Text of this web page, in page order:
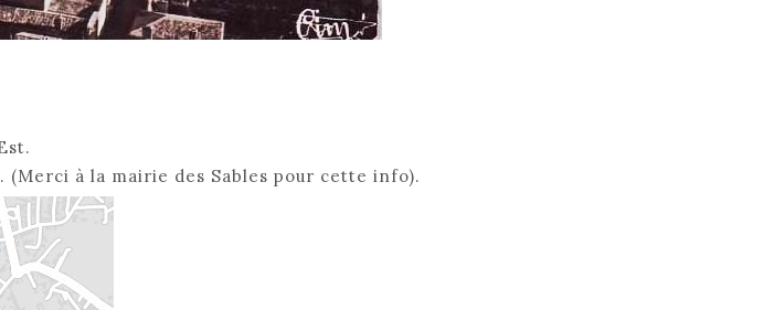
(Merci à la mairie des Sables pour cette info).